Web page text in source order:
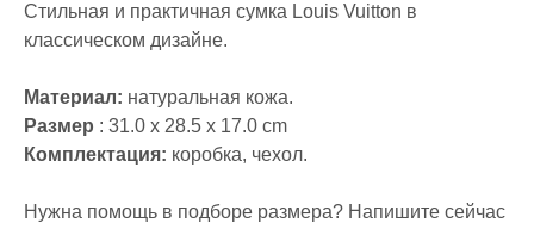
Стильная и практичная сумка Louis Vuitton в
классическом дизайне.
Материал: натуральная кожа.
Размер : 31.0 x 28.5 x 17.0 cm
Комплектация: коробка, чехол.
Нужна помощь в подборе размера? Напишите сейчас